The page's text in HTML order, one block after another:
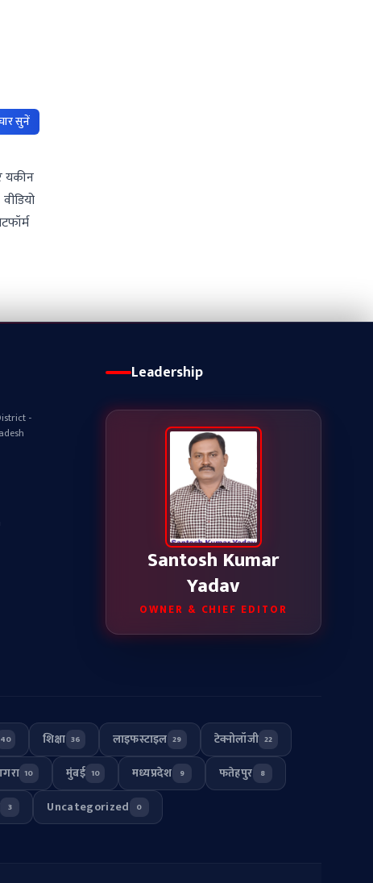
सुनें
यकीन
-
Leadership
Santosh Kumar
Yadav
OWNER & CHIEF EDITOR
40 शिक्षा 36 लाइफस्टाइल 29 टेक्नोलॉजी 22
10 मुंबई 10 मध्यप्रदेश 9 फतेहपुर 8
3 Uncategorized 0